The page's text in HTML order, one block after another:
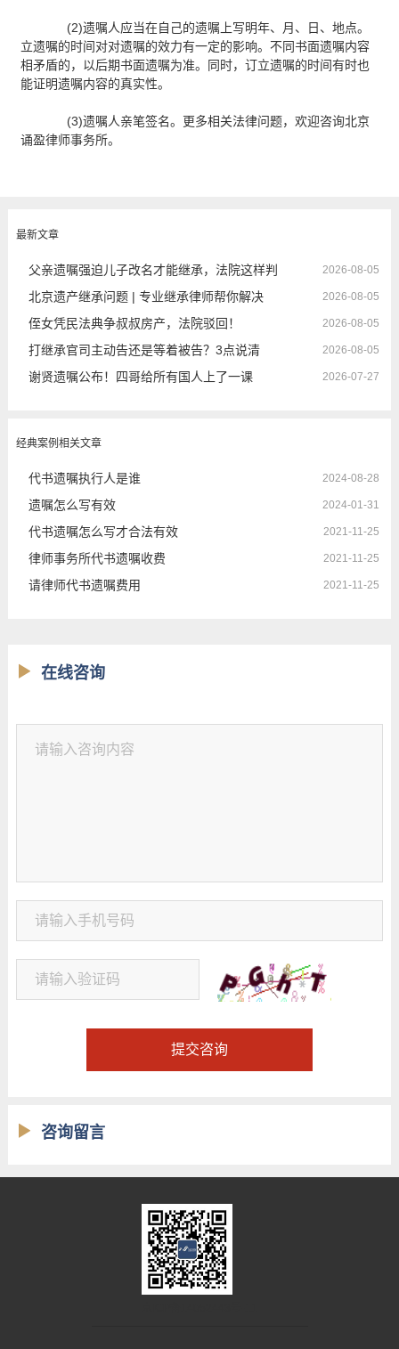
(2)遗嘱人应当在自己的遗嘱上写明年、月、日、地点。
立遗嘱的时间对对遗嘱的效力有一定的影响。不同书面遗嘱内容
相矛盾的，以后期书面遗嘱为准。同时，订立遗嘱的时间有时也
能证明遗嘱内容的真实性。
(3)遗嘱人亲笔签名。更多相关法律问题，欢迎咨询北京
诵盈律师事务所。
最新文章
2026-08-05
父亲遗嘱强迫儿子改名才能继承，法院这样判
2026-08-05
北京遗产继承问题 | 专业继承律师帮你解决
2026-08-05
侄女凭民法典争叔叔房产，法院驳回！
2026-08-05
打继承官司主动告还是等着被告？3点说清
2026-07-27
谢贤遗嘱公布！四哥给所有国人上了一课
经典案例相关文章
2024-08-28
代书遗嘱执行人是谁
2024-01-31
遗嘱怎么写有效
2021-11-25
代书遗嘱怎么写才合法有效
2021-11-25
律师事务所代书遗嘱收费
2021-11-25
请律师代书遗嘱费用
在线咨询
提交咨询
咨询留言